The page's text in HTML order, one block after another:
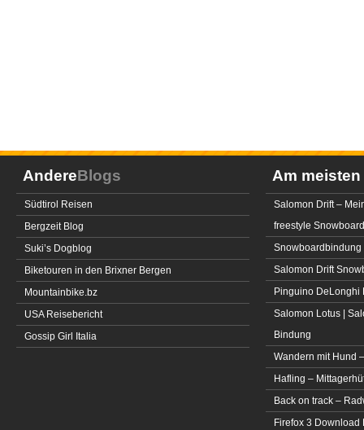
AndereBlogs
Südtirol Reisen
Bergzeit Blog
Suki’s Dogblog
Biketouren in den Brixner Bergen
Mountainbike.bz
USA Reisebericht
Gossip Girl Italia
Am meisten
Salomon Drift –
freestyle Snowboard
Snowboardbindung
Salomon Drift
Pinguino DeLonghi
Salomon Lotus |
Bindung
Wandern mit Hund
Hafling –
Back on track –
Firefox 3 Download